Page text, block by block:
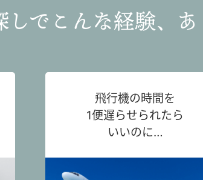
しでこんな経験、
飛行機の時間を
1便遅らせられたら
いいのに…